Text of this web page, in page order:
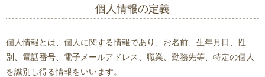
個人情報の定義
個人情報とは、個人に関する情報であり、お名前、生年月日、性
別、電話番号、電子メールアドレス、職業、勤務先等、特定の個人
を識別し得る情報をいいます。